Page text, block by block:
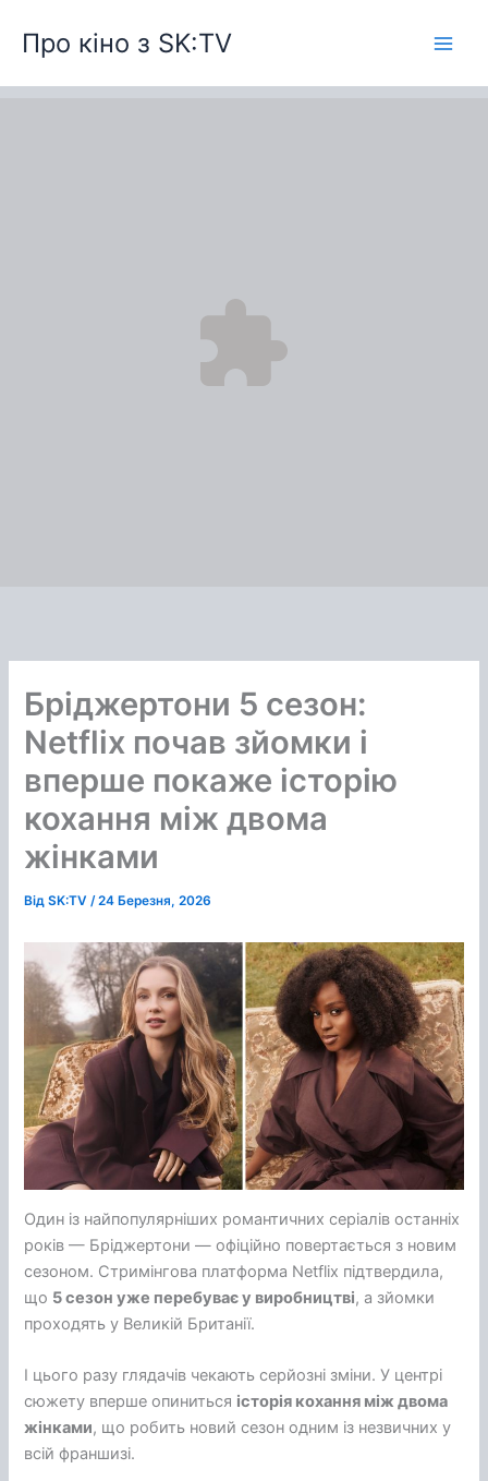
вмісту
Про кіно з SK:TV
Бріджертони 5 сезон:
Netflix почав зйомки і
вперше покаже історію
кохання між двома
жінками
ВідSK:TV/24 Березня, 2026
Один із найпопулярніших романтичних серіалів останніх
років — Бріджертони — офіційно повертається з новим
сезоном. Стримінгова платформа Netflix підтвердила,
що 5 сезон уже перебуває у виробництві, а зйомки
проходять у Великій Британії.
І цього разу глядачів чекають серйозні зміни. У центрі
сюжету вперше опиниться історія кохання між двома
жінками, що робить новий сезон одним із незвичних у
всій франшизі.